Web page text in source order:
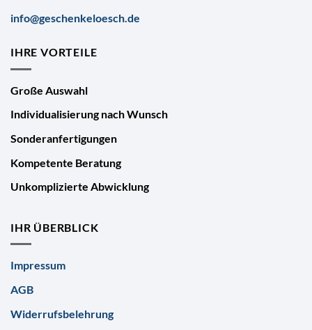
info@geschenkeloesch.de
IHRE VORTEILE
Große Auswahl
Individualisierung nach Wunsch
Sonderanfertigungen
Kompetente Beratung
Unkomplizierte Abwicklung
IHR ÜBERBLICK
Impressum
AGB
Widerrufsbelehrung